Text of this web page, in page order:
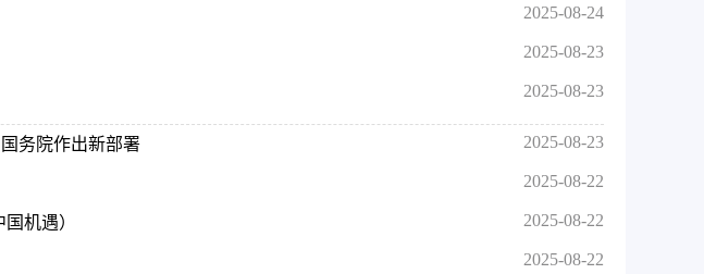
2025-08-24
2025-08-23
2025-08-23
务院作出新部署 2025-08-23
2025-08-22
机遇） 2025-08-22
2025-08-22